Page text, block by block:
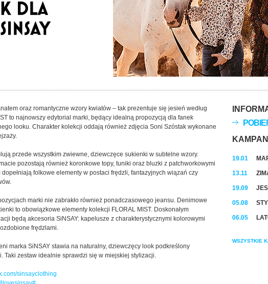
oraz romantyczne wzory kwiatów – tak prezentuje się jesień według
to najnowszy edytorial marki, będący idealną propozycją dla fanek
looku. Charakter kolekcji oddają również zdjęcia Soni Szóstak wykonane
przede wszystkim zwiewne, dziewczęce sukienki w subtelne wzory.
pozostają również koronkowe topy, tuniki oraz bluzki z patchworkowymi
dopełniają folkowe elementy w postaci frędzli, fantazyjnych wiązań czy
marki nie zabrakło również ponadczasowego jeansu. Denimowe
to obowiązkowe elementy kolekcji FLORAL MIST. Doskonałym
będą akcesoria SiNSAY: kapelusze z charakterystycznymi kolorowymi
frędzlami.
marka SiNSAY stawia na naturalny, dziewczęcy look podkreślony
Taki zestaw idealnie sprawdzi się w miejskiej stylizacji.
sinsayclothing
19.01
13.11
19.09
05.08
06.05
WSZYSTKIE